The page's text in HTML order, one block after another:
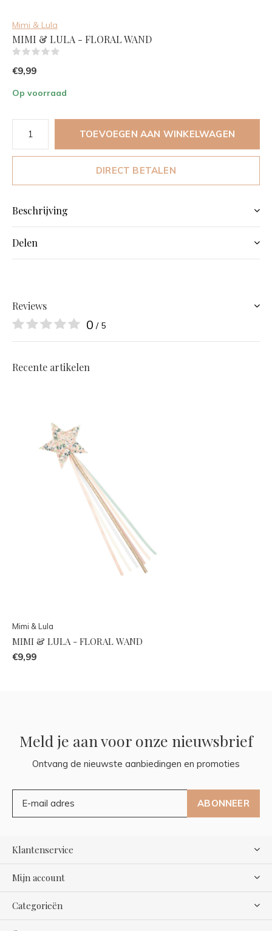
Mimi & Lula
MIMI & LULA - FLORAL WAND
€9,99
Op voorraad
TOEVOEGEN AAN WINKELWAGEN
DIRECT BETALEN
Beschrijving
Delen
Reviews
0 / 5
Recente artikelen
Mimi & Lula
MIMI & LULA - FLORAL WAND
€9,99
Meld je aan voor onze nieuwsbrief
Ontvang de nieuwste aanbiedingen en promoties
ABONNEER
Klantenservice
Mijn account
Categorieën